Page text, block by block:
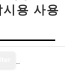
용 사용